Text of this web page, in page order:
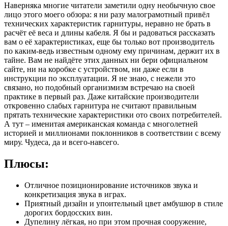
Наверняка многие читатели заметили одну необычную свое
лицо этого моего обзора: я ни разу малограмотный привёл
технических характеристик гарнитуры, неравно не брать в
расчёт её веса и длины кабеля. Я бы и радоваться рассказать
вам о её характеристиках, еще бы только вот производитель
по каким-ведь известным одному ему причинам, держит их в
тайне. Вам не найдёте этих данных ни бери официальном
сайте, ни на коробке с устройством, ни даже если в
инструкции по эксплуатации. Я не знаю, с нежели это
связано, но подобный организмизм встречаю на своей
практике в первый раз. Даже китайские производители
откровенно слабых гарнитура не считают правильным
прятать технические характеристики ото своих потребителей.
А тут – именитая американская команда с многолетней
историей и миллионами поклонников в соответствии с всему
миру. Чудеса, да и всего-навсего.
Плюсы:
Отличное позиционирование источников звука и
конкретизация звука в играх.
Приятный дизайн и упоительный цвет амбушюр в стиле
дорогих бордосских вин.
Дупелину лёгкая, но при этом прочная сооружение,